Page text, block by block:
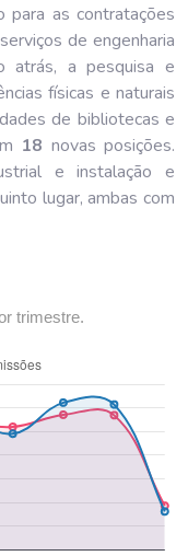
as contratações
de engenharia
atrás, a pesquisa e
físicas e naturais
de bibliotecas e
18 novas posições.
e instalação e
lugar, ambas com
trimestre.